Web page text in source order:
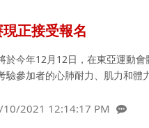
正接受報名
於今年12月12日，在東亞運動
驗參加者的心肺耐力、肌力和體
10/2021 12:14:17 PM